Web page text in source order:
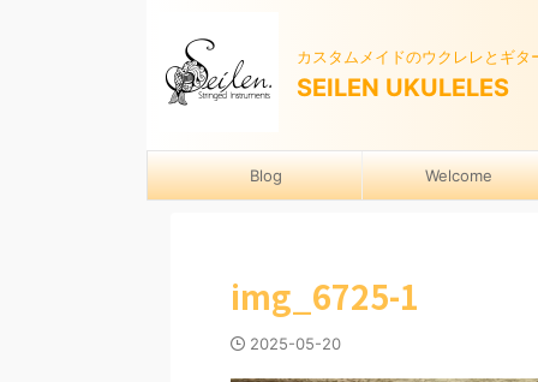
カスタムメイドのウクレレとギタ
SEILEN UKULELES
Blog Welcome
img_6725-1
2025-05-20